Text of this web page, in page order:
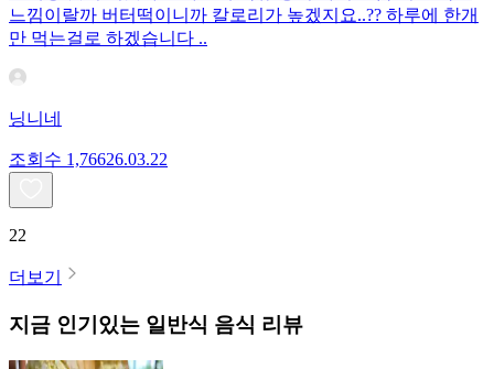
느낌이랄까 버터떡이니까 칼로리가 높겠지요..?? 하루에 한개
만 먹는걸로 하겠습니다 ..
닝니네
조회수 1,76626.03.22
22
더보기
지금 인기있는 일반식 음식 리뷰